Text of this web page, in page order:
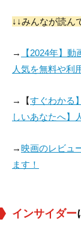
凄まじいまでの
とします。
現実問題として
理想というものを
気を我々は現実
と、自問自答せざ
↓↓みんなが読ん
→
【2024年】
人気を無料や利
→【すぐわかる
しいあなたへ】
→映画のレビュ
ます！
インサイダー